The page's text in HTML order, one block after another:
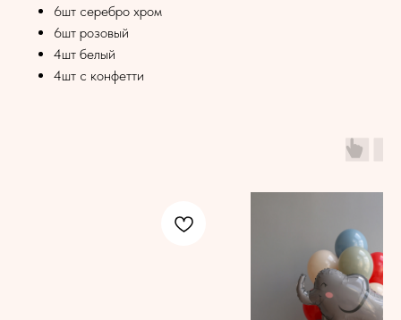
6шт серебро хром
6шт розовый
4шт белый
4шт с конфетти